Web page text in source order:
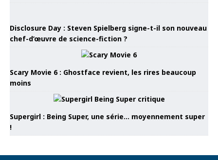
Disclosure Day : Steven Spielberg signe-t-il son nouveau
chef-d’œuvre de science-fiction ?
Scary Movie 6 : Ghostface revient, les rires beaucoup
moins
Supergirl : Being Super, une série… moyennement super
!